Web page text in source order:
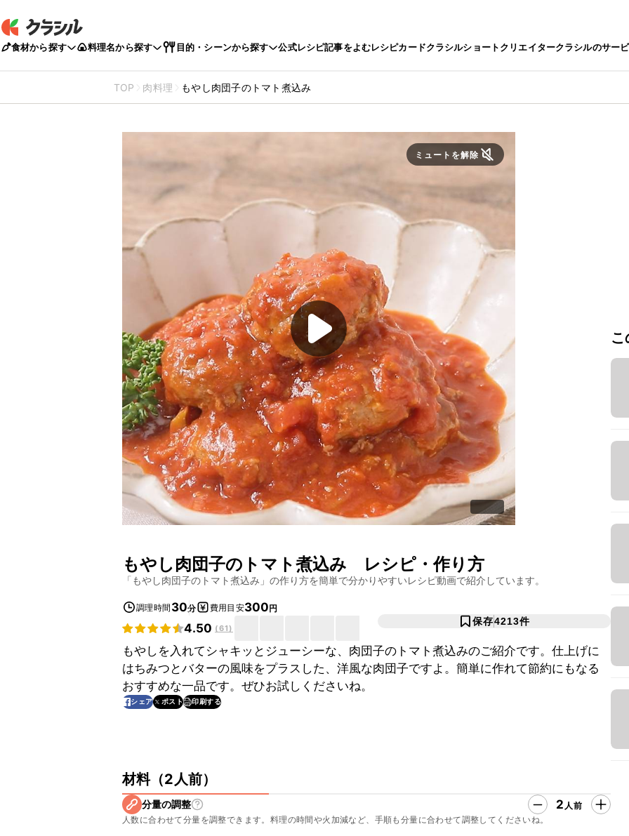
食材から探す 料理名から探す 目的・シーンから探す 公式レシピ記事をよむレシピカードクラシルショートクリエイタークラシルのサー
TOP 肉料理 もやし肉団子のトマト煮込み
ミュートを解除
もやし肉団子のトマト煮込み レシピ・作り方
「もやし肉団子のトマト煮込み 」の作り方を簡単で分かりやすいレシピ動画で紹介しています。
調理時間 30分 費用目安300円
4.50 (61)
保存4213件
もやしを入れてシャキッとジューシーな、肉団子のトマト煮込みのご紹介です。仕上げに
はちみつとバターの風味をプラスした、洋風な肉団子ですよ。簡単に作れて節約にもなる
おすすめな一品です。ぜひお試しくださいね。
シェア ポスト 印刷する
材料（2人前）
分量の調整 2 人前
人数に合わせて分量を調整できます。料理の時間や火加減など、手順も分量に合わせて調整してくださいね。